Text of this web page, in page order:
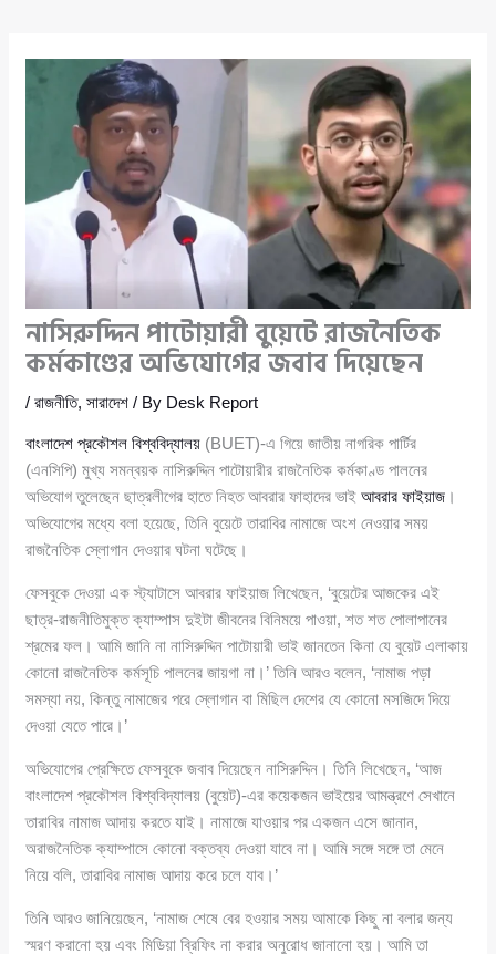
নাসিরুদ্দিন পাটোয়ারী বুয়েটে রাজনৈতিক
কর্মকাণ্ডের অভিযোগের জবাব দিয়েছেন
/রাজনীতি,সারাদেশ / By Desk Report
বাংলাদেশ প্রকৌশল বিশ্ববিদ্যালয় (BUET)-এ গিয়ে জাতীয় নাগরিক পার্টির
(এনসিপি) মুখ্য সমন্বয়ক নাসিরুদ্দিন পাটোয়ারীর রাজনৈতিক কর্মকাণ্ড পালনের
অভিযোগ তুলেছেন ছাত্রলীগের হাতে নিহত আবরার ফাহাদের ভাইআবরার ফাইয়াজ ।
অভিযোগের মধ্যে বলা হয়েছে, তিনি বুয়েটে তারাবির নামাজে অংশ নেওয়ার সময়
রাজনৈতিক স্লোগান দেওয়ার ঘটনা ঘটেছে।
ফেসবুকে দেওয়া এক স্ট্যাটাসে আবরার ফাইয়াজ লিখেছেন, ‘বুয়েটের আজকের এই
ছাত্র-রাজনীতিমুক্ত ক্যাম্পাস দুইটা জীবনের বিনিময়ে পাওয়া, শত শত পোলাপানের
শ্রমের ফল। আমি জানি না নাসিরুদ্দিন পাটোয়ারী ভাই জানতেন কিনা যে বুয়েট এলাকায়
কোনো রাজনৈতিক কর্মসূচি পালনের জায়গা না।’ তিনি আরও বলেন, ‘নামাজ পড়া
সমস্যা নয়, কিন্তু নামাজের পরে স্লোগান বা মিছিল দেশের যে কোনো মসজিদে দিয়ে
দেওয়া যেতে পারে।’
অভিযোগের প্রেক্ষিতে ফেসবুকে জবাব দিয়েছেন নাসিরুদ্দিন। তিনি লিখেছেন, ‘আজ
বাংলাদেশ প্রকৌশল বিশ্ববিদ্যালয় (বুয়েট)-এর কয়েকজন ভাইয়ের আমন্ত্রণে সেখানে
তারাবির নামাজ আদায় করতে যাই। নামাজে যাওয়ার পর একজন এসে জানান,
অরাজনৈতিক ক্যাম্পাসে কোনো বক্তব্য দেওয়া যাবে না। আমি সঙ্গে সঙ্গে তা মেনে
নিয়ে বলি, তারাবির নামাজ আদায় করে চলে যাব।’
তিনি আরও জানিয়েছেন, ‘নামাজ শেষে বের হওয়ার সময় আমাকে কিছু না বলার জন্য
স্মরণ করানো হয় এবং মিডিয়া ব্রিফিং না করার অনুরোধ জানানো হয়। আমি তা